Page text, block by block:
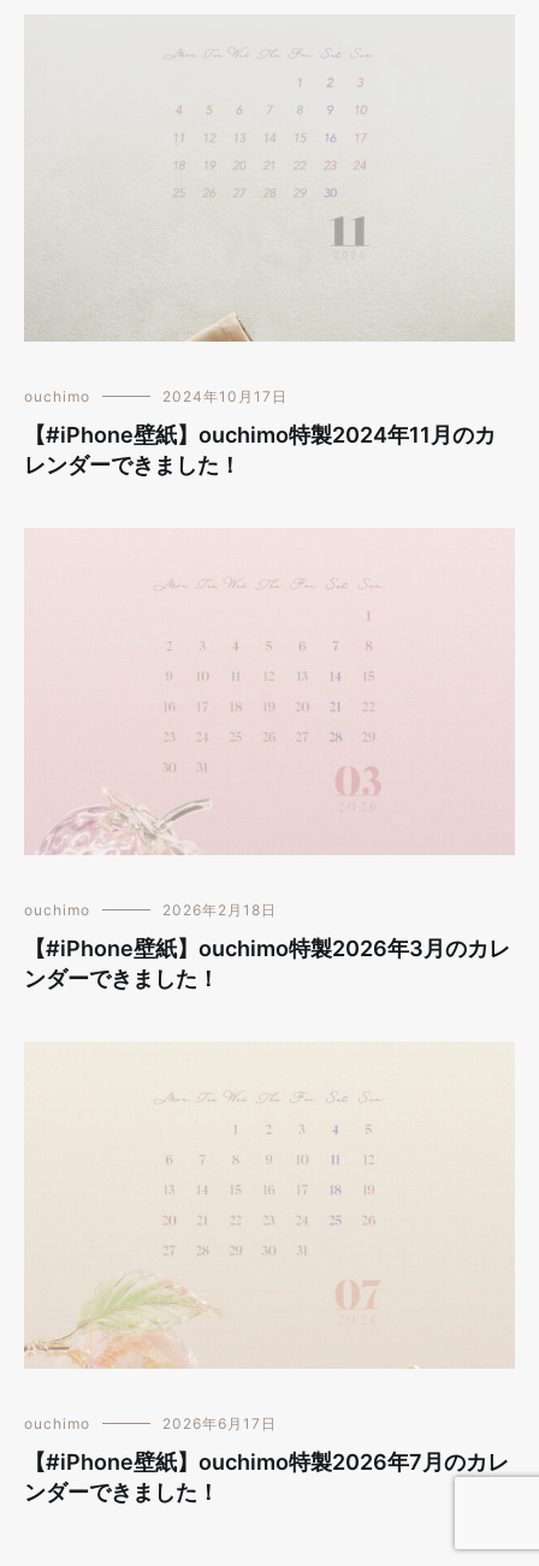
ouchimo 2024年10月17日
【#iPhone壁紙】ouchimo特製2024年11月のカ
レンダーできました！
ouchimo 2026年2月18日
【#iPhone壁紙】ouchimo特製2026年3月のカレ
ンダーできました！
ouchimo 2026年6月17日
【#iPhone壁紙】ouchimo特製2026年7月のカレ
ンダーできました！